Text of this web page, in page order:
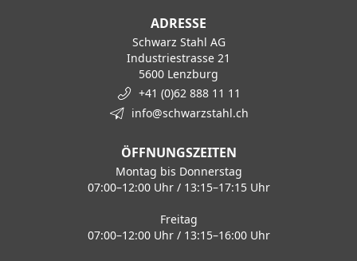
ADRESSE
Schwarz Stahl AG
Industriestrasse 21
5600 Lenzburg
+41 (0)62 888 11 11
info@schwarzstahl.ch
ÖFFNUNGSZEITEN
Montag bis Donnerstag
07:00–12:00 Uhr / 13:15–17:15 Uhr
Freitag
07:00–12:00 Uhr / 13:15–16:00 Uhr